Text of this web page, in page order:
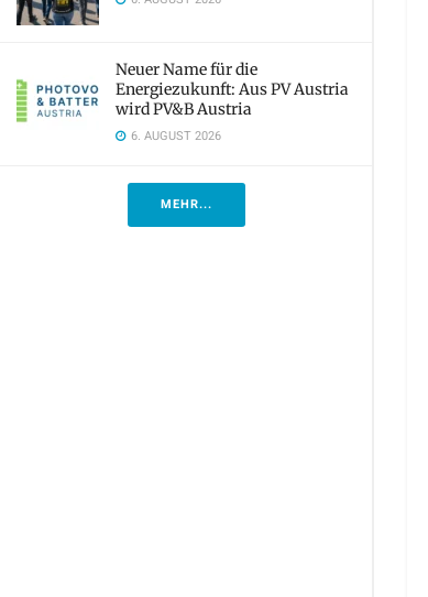
Neuer Name für die
Energiezukunft: Aus PV Austria
wird PV&B Austria
6. AUGUST 2026
MEHR...